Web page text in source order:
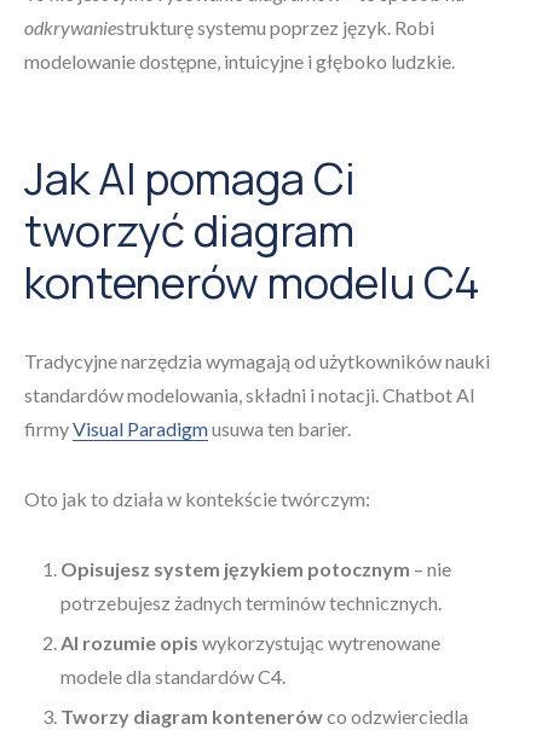
odkrywaniestrukturę systemu poprzez język. Robi
modelowanie dostępne, intuicyjne i głęboko ludzkie.
Jak AI pomaga Ci
tworzyć diagram
kontenerów modelu C4
Tradycyjne narzędzia wymagają od użytkowników nauki
standardów modelowania, składni i notacji. Chatbot AI
firmyVisual Paradigmusuwa ten barier.
Oto jak to działa w kontekście twórczym:
Opisujesz system językiem potocznym – nie
potrzebujesz żadnych terminów technicznych.
AI rozumie opis wykorzystując wytrenowane
modele dla standardów C4.
Tworzy diagram kontenerówco odzwierciedla